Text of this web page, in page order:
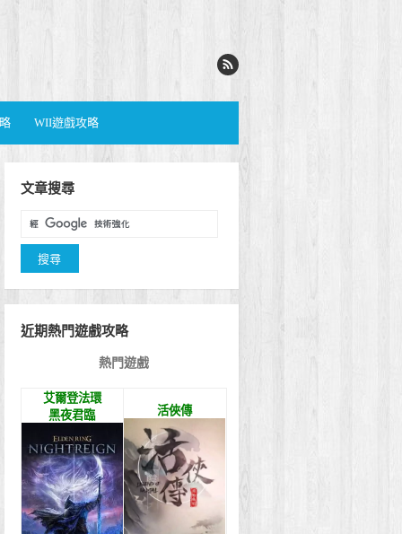
WII遊戲攻略
文章搜尋
近期熱門遊戲攻略
熱門遊戲
艾爾登法環
黑夜君臨
活俠傳